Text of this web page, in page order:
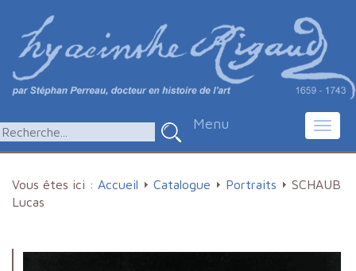
Menu
Vous êtes ici : Accueil Catalogue Portraits
SCHAUB
Lucas